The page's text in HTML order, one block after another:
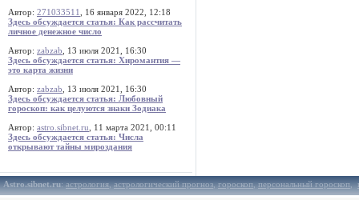
Автор: 271033511
, 16 января 2022, 12:18
Здесь обсуждается статья: Как рассчитать
личное денежное число
Автор: zabzab , 13 июля 2021, 16:30
Здесь обсуждается статья: Хиромантия —
это карта жизни
Автор: zabzab , 13 июля 2021, 16:30
Здесь обсуждается статья: Любовный
гороскоп: как целуются знаки Зодиака
Автор: astro.sibnet.ru , 11 марта 2021, 00:11
Здесь обсуждается статья: Числа
открывают тайны мироздания
Astro.sibnet.ru:астрология,астрологический прогноз,гороскоп,персональный гороскоп,